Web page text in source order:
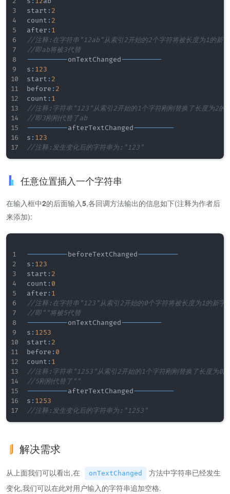
start : 2
count : 2
after : 1
//注释:在字符串"12ab"从索引2开始的2个字符将被长度为1的新字
//即ab将被3代替
----------onTextChanged----------
s : 123
start : 2
before : 2
count : 1
//注释:字符串"123"从索引2开始的1个字符刚刚替换了长度为2的
//即3刚刚代替了ab
----------afterTextChanged----------
s : 123
//注释:发生变化后的字符串为:"123"
任意位置插入一个字符串
在输入框中2的后面输入5,各回调方法输出的信息如下(注释为作者后
来添加):
----------beforeTextChanged----------
s : 123
start : 2
count : 0
after : 1
//注释:在字符串"123"从索引2开始的0个字符将被长度为1的新字
//即""将被5代替
----------onTextChanged----------
s : 1253
start : 2
before : 0
count : 1
//注释:字符串"1253"从索引2开始的1个字符刚刚替换了长度为0的
//5刚刚代替了""
----------afterTextChanged----------
s : 1253
//注释:发生变化后的字符串为:"1253"
解决需求
从上面我们可以看出,在 onTextChanged
方法中字符串已经发生
变化,我们可以在此对用户输入的字符串追加空格.